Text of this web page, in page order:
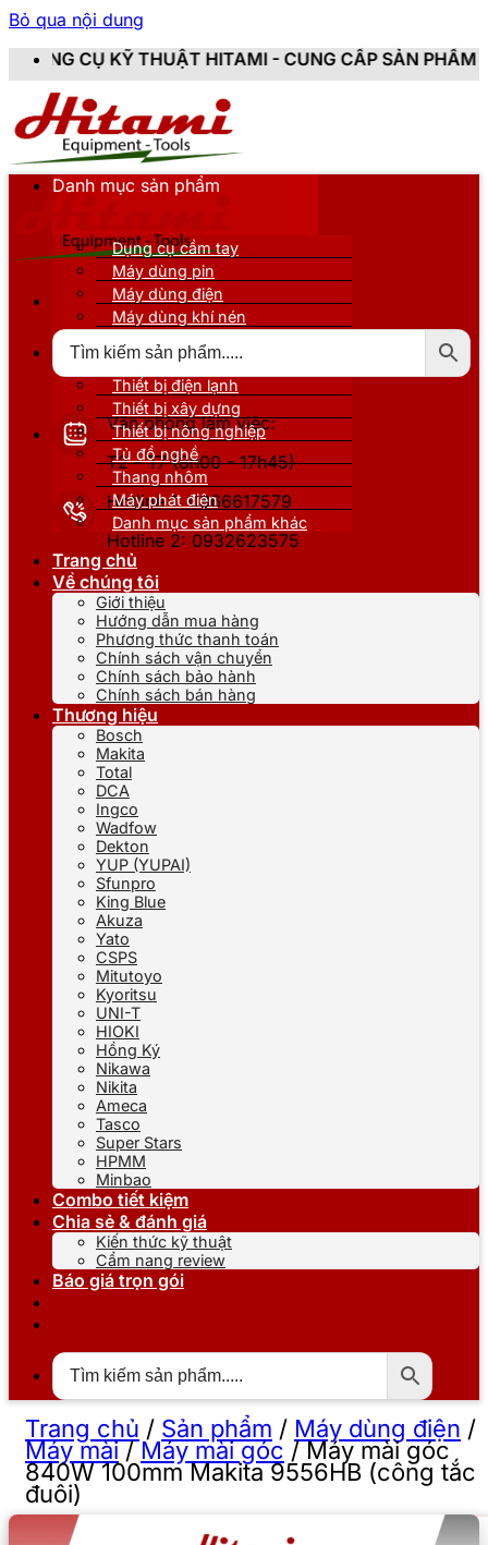
Bỏ qua nội dung
HITAMI - CUNG CẤP SẢN PHẨM CHÍNH HÃNG,
Văn phòng làm việc:
T2 - T7 (8h00 - 17h45)
Hotline 1: 0866617579
Hotline 2: 0932623575
Danh mục sản phẩm
Dụng cụ cầm tay
Máy dùng pin
Máy dùng điện
Máy dùng khí nén
Thiết bị nâng đỡ
Thiết bị điện lạnh
Thiết bị xây dựng
Thiết bị nông nghiệp
Tủ đồ nghề
Thang nhôm
Máy phát điện
Danh mục sản phẩm khác
Trang chủ
Về chúng tôi
Giới thiệu
Hướng dẫn mua hàng
Phương thức thanh toán
Chính sách vận chuyển
Chính sách bảo hành
Chính sách bán hàng
Thương hiệu
Bosch
Makita
Total
DCA
Ingco
Wadfow
Dekton
YUP (YUPAI)
Sfunpro
King Blue
Akuza
Yato
CSPS
Mitutoyo
Kyoritsu
UNI-T
HIOKI
Hồng Ký
Nikawa
Nikita
Ameca
Tasco
Super Stars
HPMM
Minbao
Combo tiết kiệm
Chia sẻ & đánh giá
Kiến thức kỹ thuật
Cẩm nang review
Báo giá trọn gói
Trang chủ / Sản phẩm / Máy dùng điện /
Máy mài/Máy mài góc /Máy mài góc
840W 100mm Makita 9556HB (công tắc
đuôi)